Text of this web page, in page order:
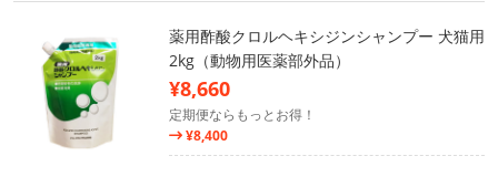
薬用酢酸クロルヘキシジンシャンプー 犬猫用
2kg（動物用医薬部外品）
¥8,660
定期便ならもっとお得！
¥8,400